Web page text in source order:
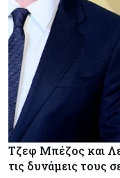
Τζεφ Μπέζος και
τις δυνάμεις τους